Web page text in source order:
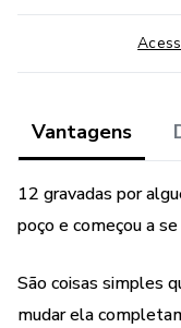
Tome cuidado! isso
Vantagens
12 gravadas por
poço e começou a
São coisas simples
mudar ela